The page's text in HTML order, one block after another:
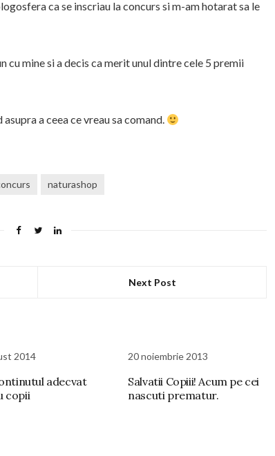
ca se inscriau la concurs si m-am hotarat sa le
cu mine si a decis ca merit unul dintre cele 5 premii
a ceea ce vreau sa comand.
naturashop
Next Post
2014
adecvat
copii
20 noiembrie 2013
Salvatii Copiii! Acum pe cei
nascuti prematur.